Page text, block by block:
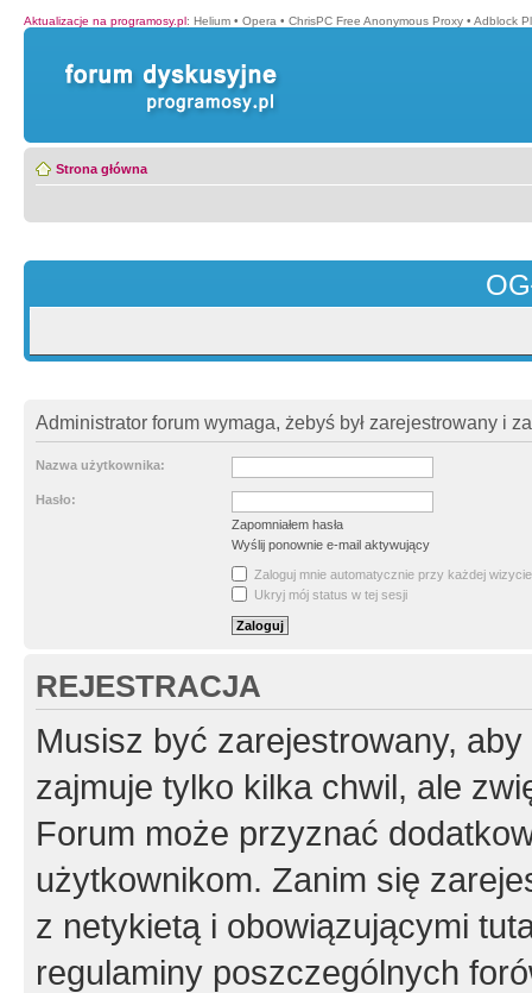
Aktualizacje na programosy.pl: Helium • Opera • ChrisPC Free Anonymous Proxy • Adblock
Strona główna
Administrator forum wymaga, żebyś był zarejestrowany i
Nazwa użytkownika:
Hasło:
Zapomniałem hasła
Wyślij ponownie e-mail aktywujący
Zaloguj mnie automatycznie przy każdej wizycie
Ukryj mój status w tej sesji
REJESTRACJA
Musisz być zarejestrowany,
zajmuje tylko kilka chwil, ale
Forum może przyznać
użytkownikom. Zanim się
z netykietą i obowiązującymi
regulaminy poszczególnych